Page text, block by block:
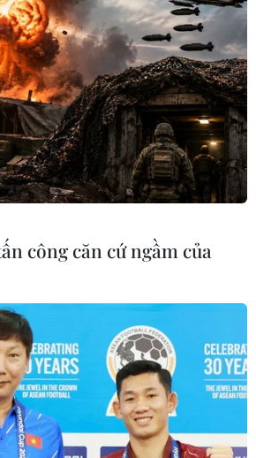
pháp 2 nhà nước cho
Palestine
2 đã phát đi tín hiệu về việc bất
hộ kéo dài hàng chục năm qua
nước cho cuộc xung đột Israel-
công căn cứ ngầm của